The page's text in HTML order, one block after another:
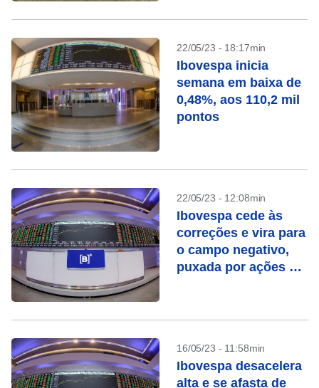
22/05/23 - 18:17min
Ibovespa inicia
semana em baixa de
0,48%, aos 110,2 mil
pontos
22/05/23 - 12:08min
Ibovespa cede às
correções e vira para
o campo negativo,
puxada por ações de
16/05/23 - 11:58min
Ibovespa desacelera
alta e se afasta de